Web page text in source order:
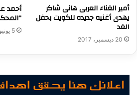
أمير الغناء العربى هانى شاكر
يهدى أغنيه جديده للكويت بحفل
الغد
20 ديسمبر، 2017
أحمد
5 يونيو، 2021